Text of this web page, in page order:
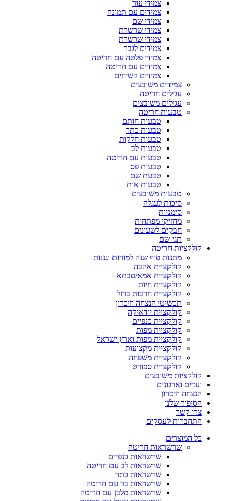
צמידי עור
צמידים עם תמונה
צמידי שם
צמידי שרשרת
צמידי שרשרת
צמידים לגבר
צמידי פלטה עם חריטה
צמידים עם חריטה
צמידים קשיחים
צמידים משובצים
עגילים חריטה
עגילים משובצים
טבעות חריטה
טבעות חותם
טבעות כתר
טבעות חלקות
טבעות לב
טבעות עם חריטה
טבעות פס
טבעת שם
טבעות אות
טבעות משובצים
סיכות לעגלה
סימניות
מחזיקי מפתחות
חבקים לשעונים
תגי שם
קולקציות חריטה
מתנות סוף שנה למורות וגננות
קולקציית אהבה
קולקציית אמא/סבתא
קולקציית חיות
קולקציית חרבות ברזל
תכשיטי הנצחה וזיכרון
קולקציית יודאיקה
קולקציית כנפיים
קולקציית מפות
קולקציית מפות וארץ ישראל
קולקציית מקצועות
קולקציית משפחה
קולקציית ספורט
קולקציות משובצים
ועדים וארגונים
הנצחה וזיכרון
הסיפור שלנו
צרו קשר
התחברות לעסקים
כל המוצרים
שרשראות חריטה
שרשראות כנפיים
שרשראות לב עם חריטה
שרשראות כתר
שרשראות בר עם חריטה
שרשראות מלבן עם חריטה